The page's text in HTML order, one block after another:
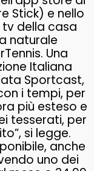
Stick) e nello
della casa
naturale
Una
Italiana
Sportcast,
i tempi, per
più esteso e
tesserati, per
si legge.
anche
uno dei